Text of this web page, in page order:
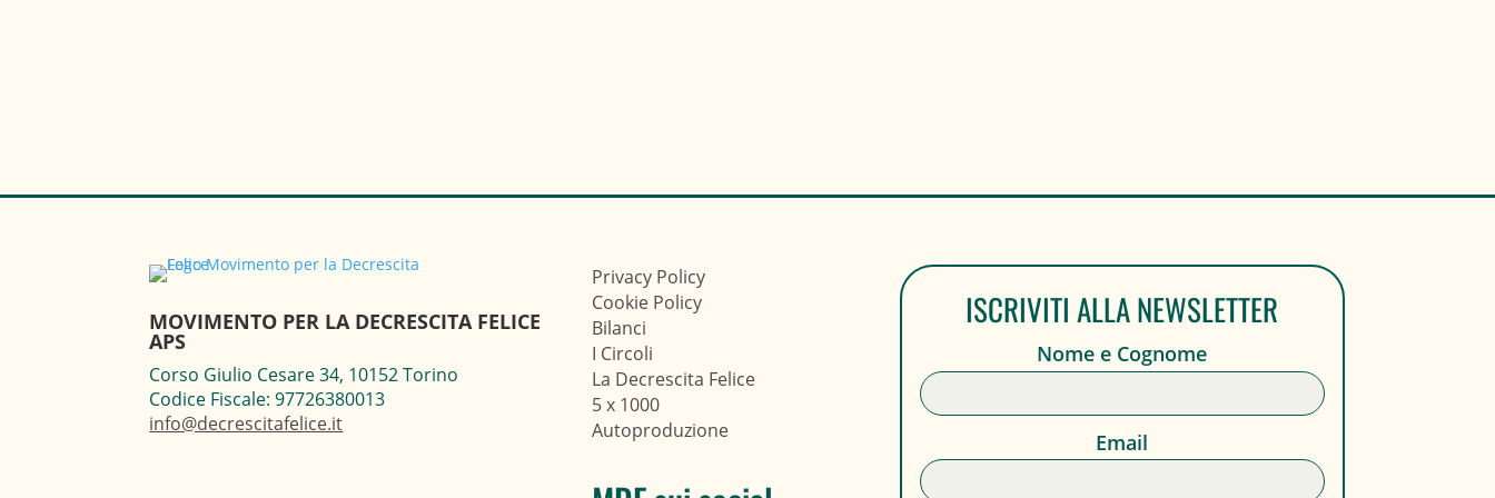
MOVIMENTO PER LA DECRESCITA FELICE
APS
Corso Giulio Cesare 34, 10152 Torino
Codice Fiscale: 97726380013
info@decrescitafelice.it
Privacy Policy
Cookie Policy
Bilanci
I Circoli
La Decrescita Felice
5 x 1000
Autoproduzione
ISCRIVITI ALLA NEWSLETTER
Nome e Cognome
Email